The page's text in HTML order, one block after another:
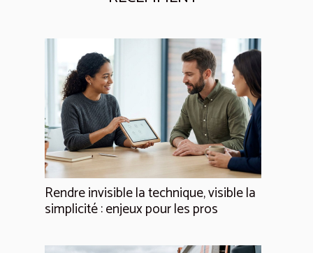
Rendre invisible la technique, visible la
simplicité : enjeux pour les pros